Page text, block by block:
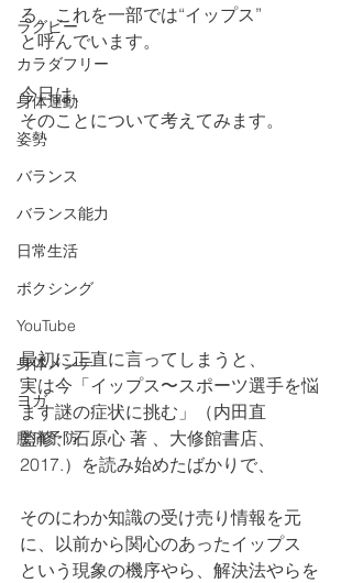
ラグビー
カラダフリー
身体運動
姿勢
バランス
バランス能力
日常生活
ボクシング
YouTube
身体メンテ
ヨガ
腰痛予防
る、これを一部では“イップス”
と呼んでいます。
今日は、
そのことについて考えてみます。
最初に正直に言ってしまうと、
実は今「イップス〜スポーツ選手を悩
ます謎の症状に挑む」（内田直
監修、石原心 著 、大修館書店、
2017.）を読み始めたばかりで、
そのにわか知識の受け売り情報を元
に、以前から関心のあったイップス
という現象の機序やら、解決法やらを